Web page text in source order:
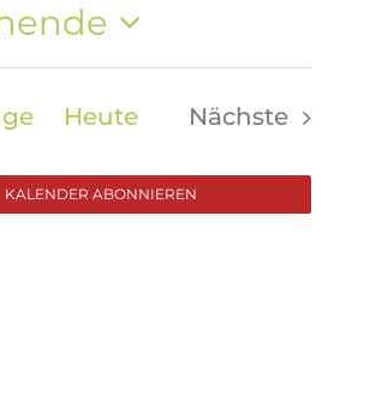
Veranstaltungen
Heute
Nächste
KALENDER ABONNIEREN